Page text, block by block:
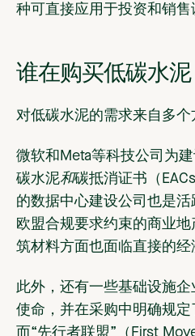
种可直接应用于投资和销售
谁在购买低碳水泥
对低碳水泥的需求来自多个
微软和Meta等科技公司为
碳水泥和碳抵消证书（
的数据中心建设公司也是
欧盟合规要求约束的商业
筑材料方面也面临直接的经
此外，还有一些基础设施
使命，并在采购中明确规定
而“先行者联盟”（First